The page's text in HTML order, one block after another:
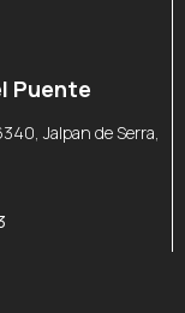
Puente
Jalpan de Serra,